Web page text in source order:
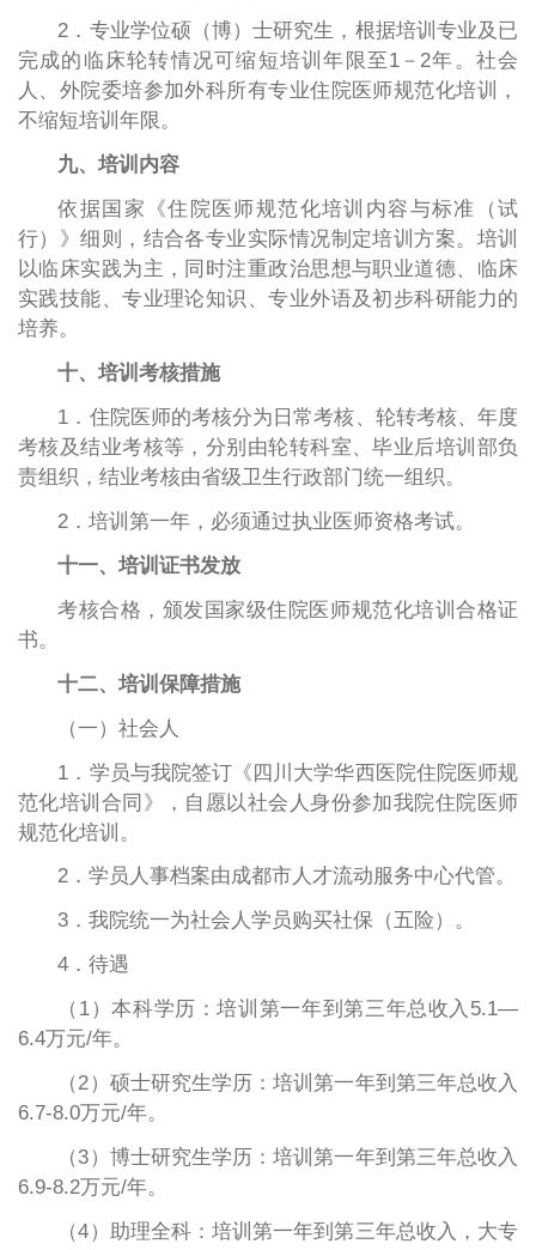
2．专业学位硕（博）士研究生，根据培训专业及已
完成的临床轮转情况可缩短培训年限至1－2年。社会
人、外院委培参加外科所有专业住院医师规范化培训，
不缩短培训年限。
九、培训内容
依据国家《住院医师规范化培训内容与标准（试
行）》细则，结合各专业实际情况制定培训方案。培训
以临床实践为主，同时注重政治思想与职业道德、临床
实践技能、专业理论知识、专业外语及初步科研能力的
培养。
十、培训考核措施
1．住院医师的考核分为日常考核、轮转考核、年度
考核及结业考核等，分别由轮转科室、毕业后培训部负
责组织，结业考核由省级卫生行政部门统一组织。
2．培训第一年，必须通过执业医师资格考试。
十一、培训证书发放
考核合格，颁发国家级住院医师规范化培训合格证
书。
十二、培训保障措施
（一）社会人
1．学员与我院签订《四川大学华西医院住院医师规
范化培训合同》，自愿以社会人身份参加我院住院医师
规范化培训。
2．学员人事档案由成都市人才流动服务中心代管。
3．我院统一为社会人学员购买社保（五险）。
4．待遇
（1）本科学历：培训第一年到第三年总收入5.1—
6.4万元/年。
（2）硕士研究生学历：培训第一年到第三年总收入
6.7-8.0万元/年。
（3）博士研究生学历：培训第一年到第三年总收入
6.9-8.2万元/年。
（4）助理全科：培训第一年到第三年总收入，大专